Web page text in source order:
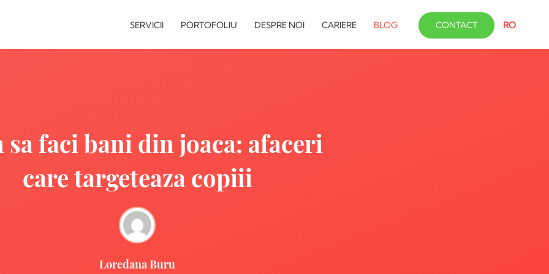
SERVICII PORTOFOLIU DESPRE NOI CARIERE BLOG CONTACT RO
sa faci bani din joaca: afaceri
care targeteaza copiii
Loredana Buru